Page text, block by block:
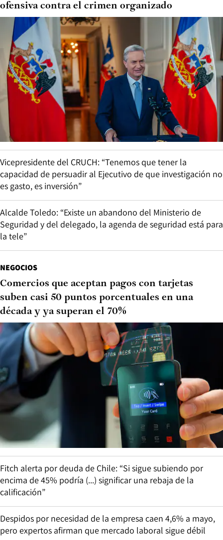
ofensiva contra el crimen organizado
Vicepresidente del CRUCH: “Tenemos que tener la
capacidad de persuadir al Ejecutivo de que investigación no
es gasto, es inversión”
Alcalde Toledo: “Existe un abandono del Ministerio de
Seguridad y del delegado, la agenda de seguridad está para
la tele”
NEGOCIOS
Comercios que aceptan pagos con tarjetas
suben casi 50 puntos porcentuales en una
década y ya superan el 70%
Fitch alerta por deuda de Chile: “Si sigue subiendo por
encima de 45% podría (...) significar una rebaja de la
calificación”
Despidos por necesidad de la empresa caen 4,6% a mayo,
pero expertos afirman que mercado laboral sigue débil